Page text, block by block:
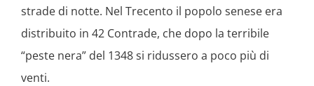
strade di notte. Nel Trecento il popolo senese era
distribuito in 42 Contrade, che dopo la terribile
“peste nera” del 1348 si ridussero a poco più di
venti.